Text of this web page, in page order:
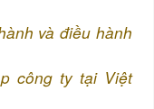
và điều hành
công ty tại Việt